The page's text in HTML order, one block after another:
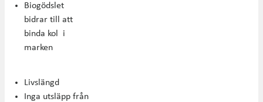
Biogödslet
bidrar till att
binda kol i
marken
Livslängd
Inga utsläpp från